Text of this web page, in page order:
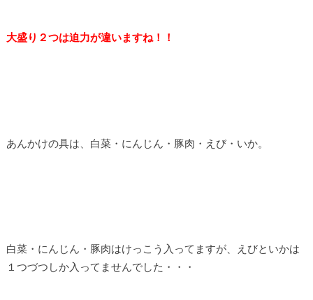
大盛り２つは迫力が違いますね！！
あんかけの具は、白菜・にんじん・豚肉・えび・いか。
白菜・にんじん・豚肉はけっこう入ってますが、えびといかは
１つづつしか入ってませんでした・・・